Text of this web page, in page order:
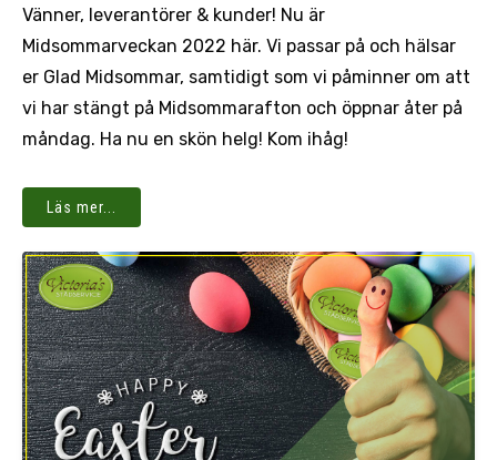
Vänner, leverantörer & kunder! Nu är
Midsommarveckan 2022 här. Vi passar på och hälsar
er Glad Midsommar, samtidigt som vi påminner om att
vi har stängt på Midsommarafton och öppnar åter på
måndag. Ha nu en skön helg! Kom ihåg!
Läs mer...